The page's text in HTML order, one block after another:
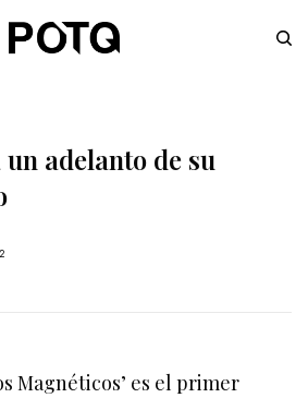
adelanto de su
Magnéticos’ es el primer